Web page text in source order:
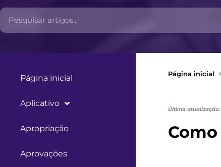
Página inicial
Aplicativo
Apropriação
Aprovações
Página inicial
Última atualização: